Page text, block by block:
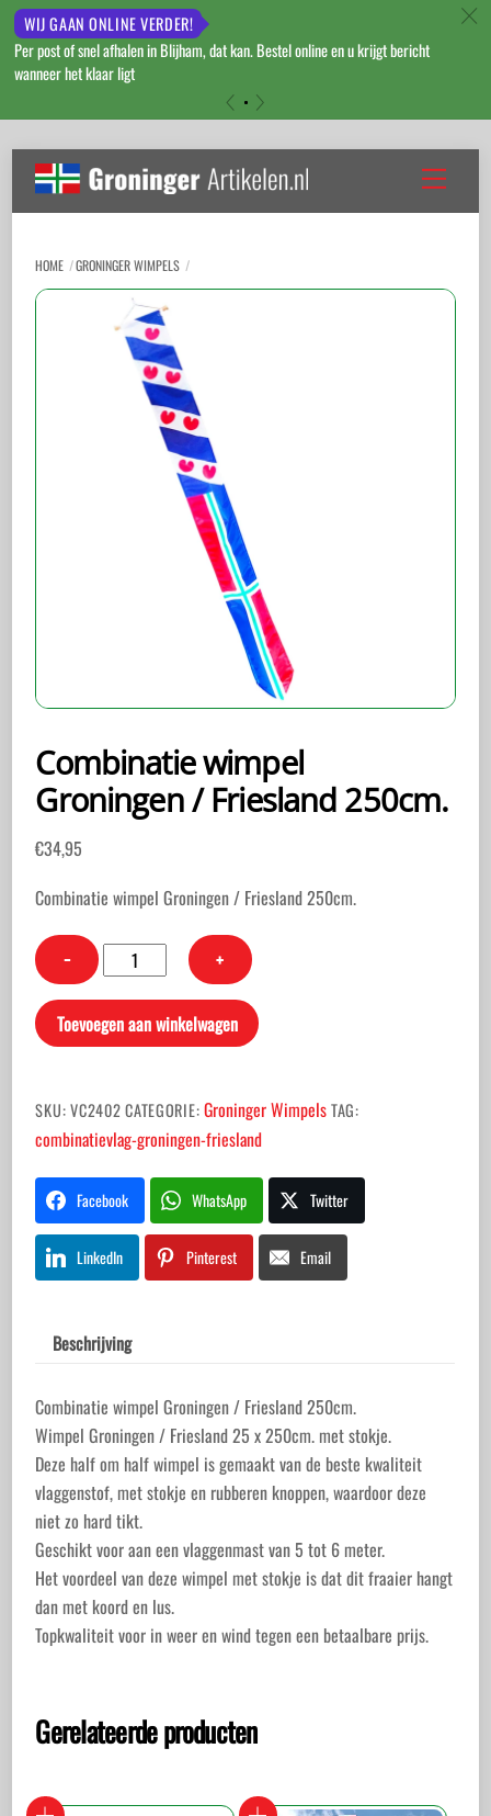
WIJ GAAN ONLINE VERDER!
Per post of snel afhalen in Blijham, dat kan. Bestel online en u krijgt bericht
wanneer het klaar ligt
c
content
Menu
HOME GRONINGER WIMPELS
Combinatie wimpel
Groningen / Friesland 250cm.
€34,95
Combinatie wimpel Groningen / Friesland 250cm.
−
Combinatie
wimpel
Groningen
/
aantal
+
Toevoegen aan winkelwagen
SKU:VC2402CATEGORIE:Groninger WimpelsTAG:
combinatievlag-groningen-friesland
Facebook WhatsApp Twitter
LinkedIn Pinterest Email
Beschrijving
Combinatie wimpel Groningen / Friesland 250cm.
Wimpel Groningen / Friesland 25 x 250cm. met stokje.
Deze half om half wimpel is gemaakt van de beste kwaliteit
vlaggenstof, met stokje en rubberen knoppen, waardoor deze
niet zo hard tikt.
Geschikt voor aan een vlaggenmast van 5 tot 6 meter.
Het voordeel van deze wimpel met stokje is dat dit fraaier hangt
dan met koord en lus.
Topkwaliteit voor in weer en wind tegen een betaalbare prijs.
Gerelateerde producten